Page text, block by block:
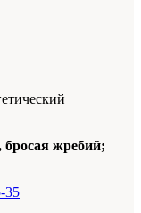
жребий;
35